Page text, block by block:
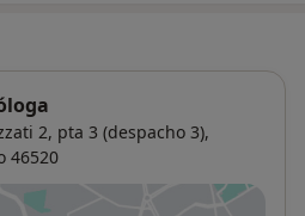
2, pta 3 (despacho 3),
46520